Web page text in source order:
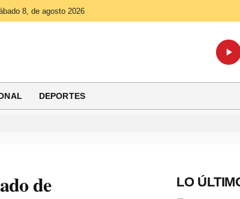
8, de agosto 2026
DEPORTES
de
LO